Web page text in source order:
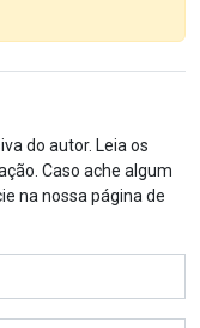
do autor. Leia os
Caso ache algum
na nossa página de